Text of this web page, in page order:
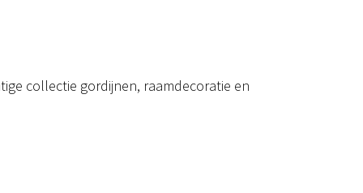
collectie gordijnen, raamdecoratie en